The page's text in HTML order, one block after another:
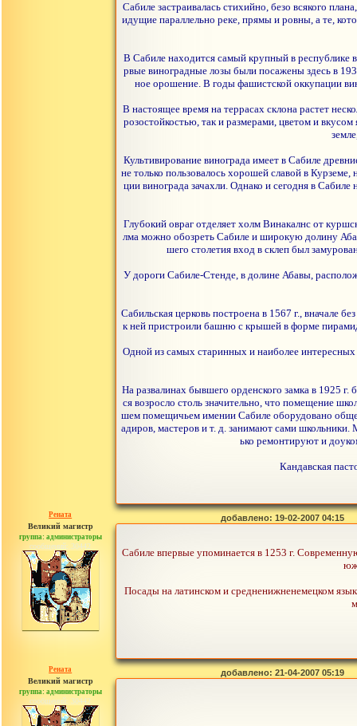
Сабиле застраивалась стихийно, безо всякого
идущие параллельно реке, прямы и ровны, а те,
В Сабиле находится самый крупный в
рвые виноградные лозы были посажены здесь в
ное орошение. В годы фашистской оккупации
В настоящее время на террасах склона растет
розостойкостью, так и размерами, цветом и
Культивирование винограда имеет в Сабиле
не только пользовалось хорошей славой в
ции винограда зачахли. Однако и сегодня в
Глубокий овраг отделяет холм Винакалнс от
лма можно обозреть Сабиле и широкую долину
шего столетия вход в склеп был
У дороги Сабиле-Стенде, в долине Абавы,
Сабильская церковь построена в 1567 г., вначале
к ней пристроили башню с крышей в форме
Одной из самых старинных и наиболее интересных
На развалинах бывшего орденского замка в 1925
ся возросло столь значительно, что помещение
шем помещичьем имении Сабиле оборудовано
адиров, мастеров и т. д. занимают сами
ько ремонтируют и
Кандавская
Рената
Великий магистр
группа: администраторы
сообщений: 30442
добавлено: 19-02-2007 04:15
Сабиле впервые упоминается в 1253 г.
Посады на латинском и средненижненемецком
Рената
Великий магистр
группа: администраторы
сообщений: 30442
добавлено: 21-04-2007 05:19